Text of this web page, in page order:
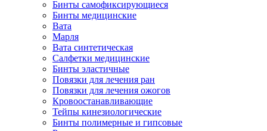
Бинты самофиксирующиеся
Бинты медицинские
Вата
Марля
Вата синтетическая
Салфетки медицинские
Бинты эластичные
Повязки для лечения ран
Повязки для лечения ожогов
Кровоостанавливающие
Тейпы кинезиологические
Бинты полимерные и гипсовые